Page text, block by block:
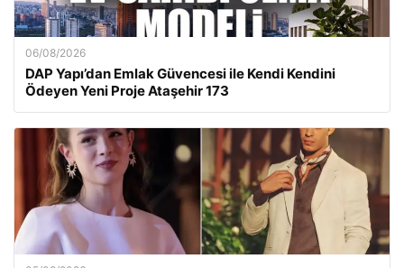
06/08/2026
DAP Yapı’dan Emlak Güvencesi ile Kendi Kendini
Ödeyen Yeni Proje Ataşehir 173